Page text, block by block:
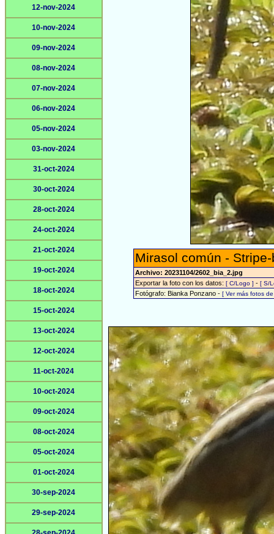
12-nov-2024
10-nov-2024
09-nov-2024
08-nov-2024
07-nov-2024
06-nov-2024
05-nov-2024
03-nov-2024
31-oct-2024
30-oct-2024
28-oct-2024
24-oct-2024
21-oct-2024
19-oct-2024
18-oct-2024
15-oct-2024
13-oct-2024
12-oct-2024
11-oct-2024
10-oct-2024
09-oct-2024
08-oct-2024
05-oct-2024
01-oct-2024
30-sep-2024
29-sep-2024
Mirasol común -
Archivo: 20231104/2602_bia_2.jpg
Exportar la foto con los datos: [ C/Logo ] - [ S/
Fotógrafo: Bianka Ponzano - [ Ver más fotos